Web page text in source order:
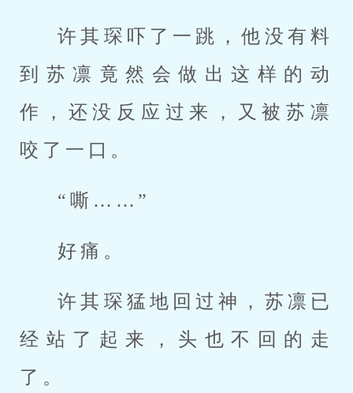
许其琛吓了一跳，他没有料
到苏凛竟然会做出这样的动
作，还没反应过来，又被苏凛
咬了一口。
“嘶……”
好痛。
许其琛猛地回过神，苏凛已
经站了起来，头也不回的走
了。